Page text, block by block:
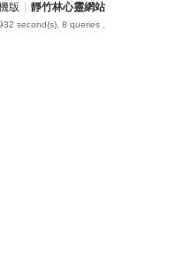
版 靜竹林心靈網站
second(s), 8 queries .